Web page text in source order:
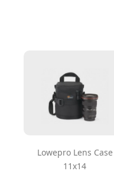
Lowepro Lens Case
11x14